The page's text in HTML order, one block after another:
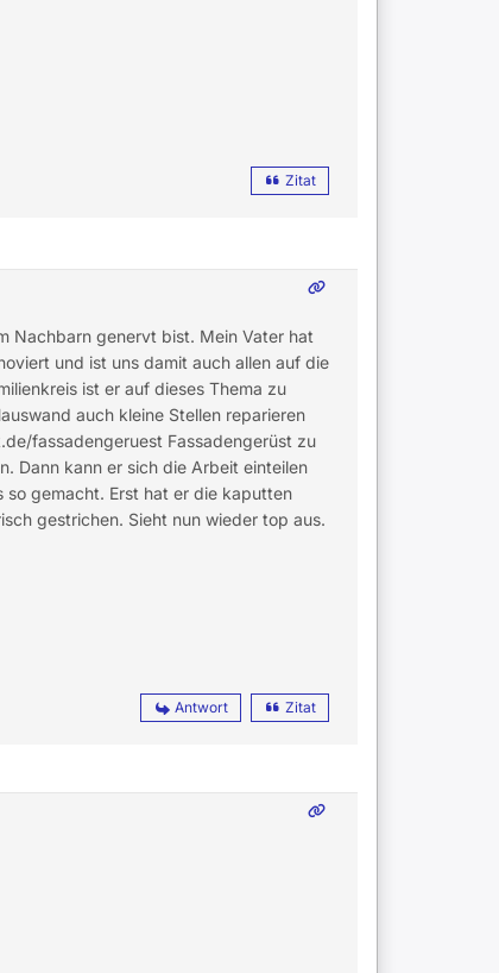
Zitat
Nachbarn genervt bist. Mein Vater hat
und ist uns damit auch allen auf die
ist er auf dieses Thema zu
auch kleine Stellen reparieren
fassadengeruest Fassadengerüst zu
Dann kann er sich die Arbeit einteilen
gemacht. Erst hat er die kaputten
gestrichen. Sieht nun wieder top aus.
Antwort Zitat